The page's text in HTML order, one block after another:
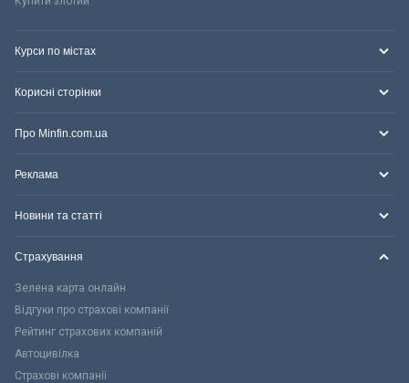
Курси по містах
Корисні сторінки
Про Minfin.com.ua
Реклама
Новини та статті
Страхування
Зелена карта онлайн
Відгуки про страхові компанії
Рейтинг страхових компаній
Автоцивілка
Страхові компанії